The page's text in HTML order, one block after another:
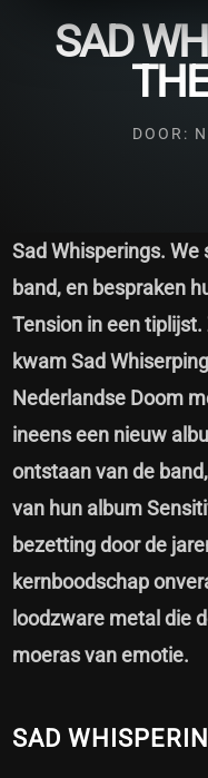
SAD
DOOR:
Sad Whisperings.
band, en bespraken
Tension in een
kwam Sad
Nederlandse Doom
ineens een nieuw
ontstaan van de
van hun album
bezetting door de
kernboodschap
loodzware metal die
moeras van emotie.
SAD